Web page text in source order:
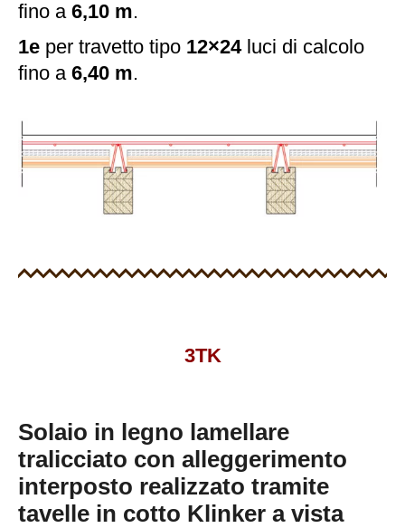
fino a 6,10 m.
1e per travetto tipo 12×24luci di calcolo
fino a 6,40 m.
3TK
Solaio in legno lamellare
tralicciato con alleggerimento
interposto realizzato tramite
tavelle in cotto Klinker a vista